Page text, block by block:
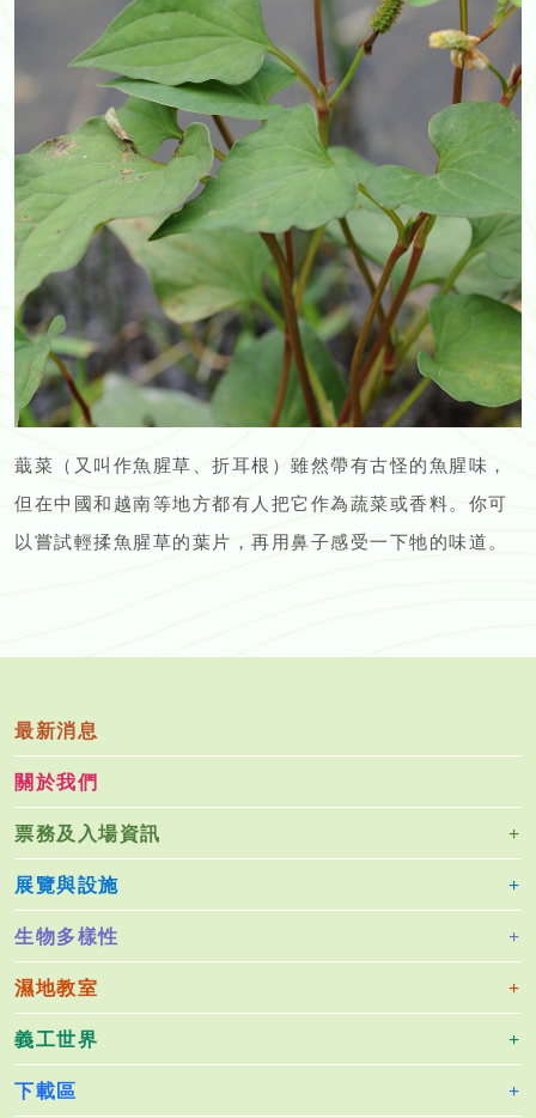
蕺菜（又叫作魚腥草、折耳根）雖然帶有古怪的魚腥味，
但在中國和越南等地方都有人把它作為蔬菜或香料。你可
以嘗試輕揉魚腥草的葉片，再用鼻子感受一下牠的味道。
最新消息
關於我們
票務及入場資訊
展覽與設施
生物多樣性
濕地教室
義工世界
下載區